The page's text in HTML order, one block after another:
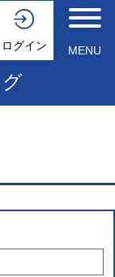
ログイン MENU